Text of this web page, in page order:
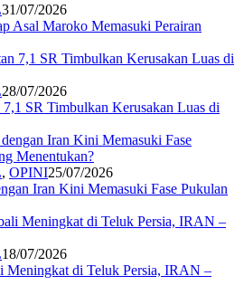
31/07/2026
Asal Maroko Memasuki Perairan
28/07/2026
SR Timbulkan Kerusakan Luas di
, OPINI25/07/2026
Iran Kini Memasuki Fase Pukulan
18/07/2026
Meningkat di Teluk Persia, IRAN –